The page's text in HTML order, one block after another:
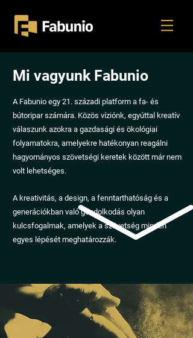
Mi vagyunk Fabunio
A Fabunio egy 21. századi platform a fa- és
bútoripar számára. Közös víziónk, egyúttal kreatív
válaszunk azokra a gazdasági és ökológiai
folyamatokra, amelyekre hatékonyan reagálni
hagyományos szövetségi keretek között már nem
volt lehetséges.
A kreativitás, a design, a fenntarthatóság és a
generációkban való gondolkodás olyan
kulcsfogalmak, amelyek a szövetség minden
egyes lépését meghatározzák.